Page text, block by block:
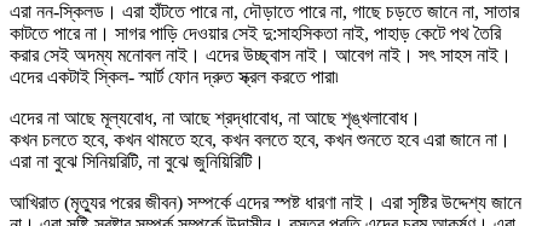
এরা নন-স্কিলড। এরা হাঁটতে পারে না, দৌড়াতে পারে না, গাছে চড়তে জানে না, সাতার
কাটতে পারে না। সাগর পাড়ি দেওয়ার সেই দু:সাহসিকতা নাই, পাহাড় কেটে পথ তৈরি
করার সেই অদম্য মনোবল নাই। এদের উচ্ছ্বাস নাই। আবেগ নাই। সৎ সাহস নাই।
এদের একটাই স্কিল- স্মার্ট ফোন দ্রুত স্ক্রল করতে পারা৷
এদের না আছে মূল্যবোধ, না আছে শ্রদ্ধাবোধ, না আছে শৃঙ্খলাবোধ।
কখন চলতে হবে, কখন থামতে হবে, কখন বলতে হবে, কখন শুনতে হবে এরা জানে না।
এরা না বুঝে সিনিয়রিটি, না বুঝে জুনিয়িরিটি।
আখিরাত (মৃত্যুর পরের জীবন) সম্পর্কে এদের স্পষ্ট ধারণা নাই। এরা সৃষ্টির উদ্দেশ্য জানে